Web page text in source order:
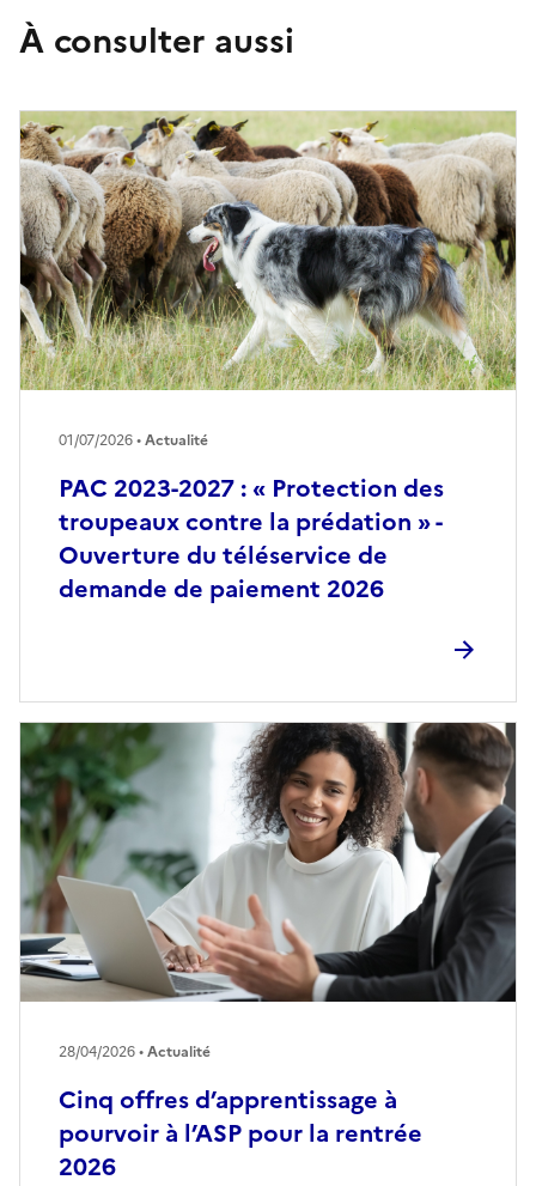
À consulter aussi
PAC 2023-2027 : « Protection des
troupeaux contre la prédation » -
Ouverture du téléservice de
demande de paiement 2026
01/07/2026 •Actualité
Cinq offres d’apprentissage à
pourvoir à l’ASP pour la rentrée
2026
28/04/2026 •Actualité